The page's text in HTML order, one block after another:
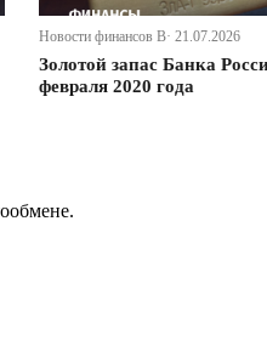
Новости финансов В· 21.07.2026
Золотой запас Банка
февраля 2020 года